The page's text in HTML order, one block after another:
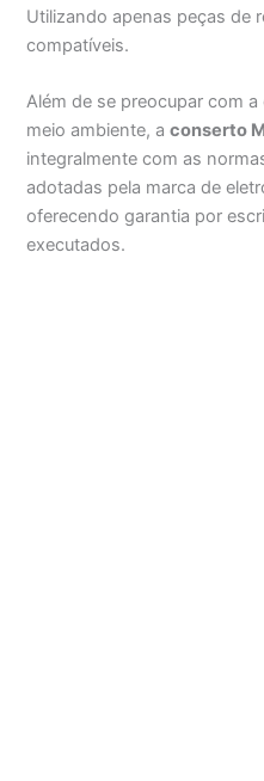
Utilizando apenas peças de
compatíveis.
Além de se preocupar com
meio ambiente, aconserto
integralmente com as
adotadas pela marca de
oferecendo garantia por
executados.